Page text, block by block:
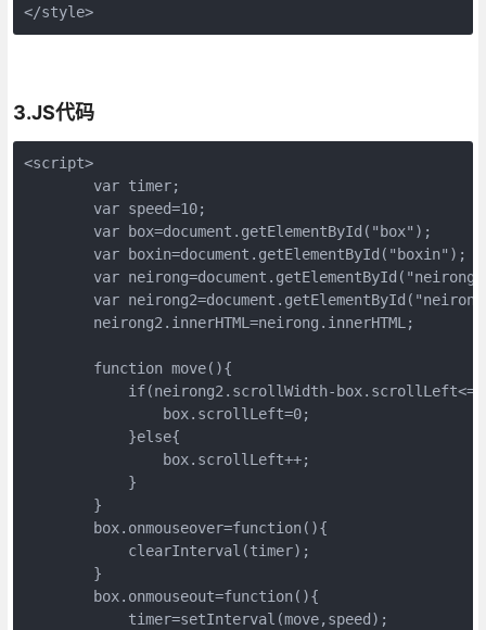
</style>
3.JS代码
<script>
        var timer;
        var speed=10;
        var box=document.getElementById("box");
        var boxin=document.getElementById("boxin");
var
var
        neirong2.innerHTML=neirong.innerHTML;
        function move(){
if(neirong2.scrollWidth-
                box.scrollLeft=0;
            }else{
                box.scrollLeft++;
            }
        }
        box.onmouseover=function(){
            clearInterval(timer);
        }
        box.onmouseout=function(){
            timer=setInterval(move,speed);